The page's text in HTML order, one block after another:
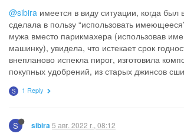
@sibira имеется в виду ситуации, когда был
сделала в пользу “использовать
мужа вместо парикмахера (использовав
машинку), увидела, что истекает срок
внепланово испекла пирог, изготовила
покупных удобрений, из старых джинсов
S 1 Reply
S sibira 5 авг. 2022 г., 08:12